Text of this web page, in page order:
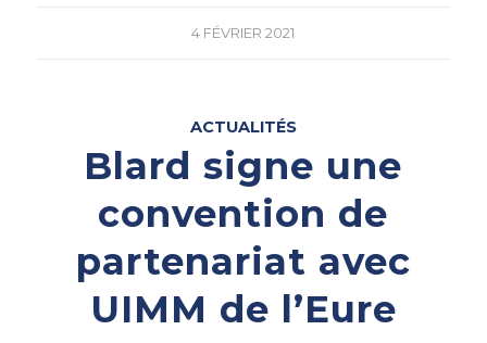
4 FÉVRIER 2021
ACTUALITÉS
Blard signe une
convention de
partenariat avec
UIMM de l’Eure